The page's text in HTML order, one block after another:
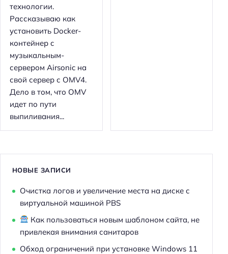
технологии.
Рассказываю как
установить Docker-
контейнер c
музыкальным-
сервером Airsonic на
свой сервер с OMV4.
Дело в том, что OMV
идет по пути
выпиливания...
НОВЫЕ ЗАПИСИ
Очистка логов и увеличение места на диске с
виртуальной машиной PBS
Как пользоваться новым шаблоном сайта, не
привлекая внимания санитаров
Обход ограничений при установке Windows 11
т
и